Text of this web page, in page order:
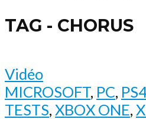
TAG - CHORUS
Vidéo
MICROSOFT, PC,
TESTS, XBOX ONE,